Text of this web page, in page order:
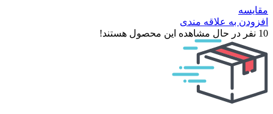
مقایسه
افزودن به علاقه مندی
10 نفر در حال مشاهده این محصول هستند!